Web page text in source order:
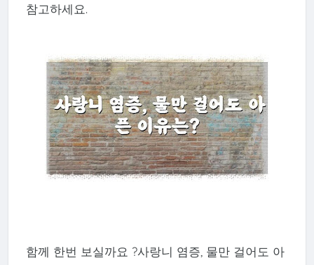
참고하세요.
함께 한번 보실까요 ?사랑니 염증, 물만 걸어도 아